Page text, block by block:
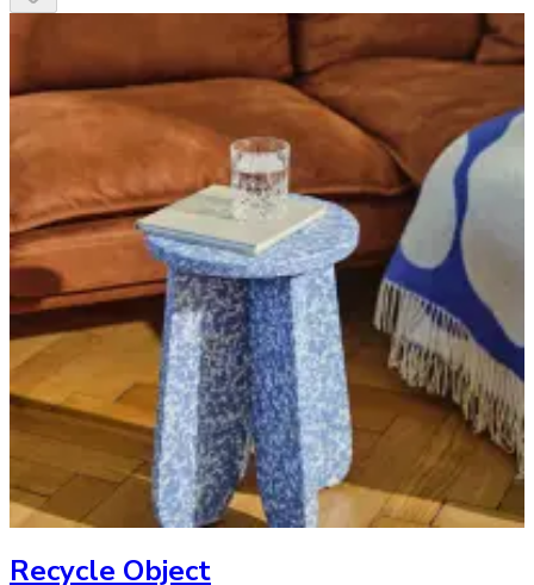
Recycle Object